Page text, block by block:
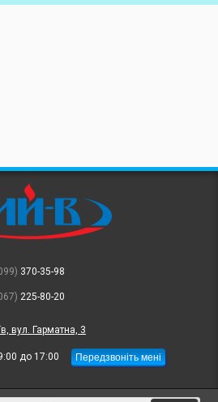
370-35-98
225-80-20
вул. Гарматна, 3
до 17:00 Передзвоніть мені